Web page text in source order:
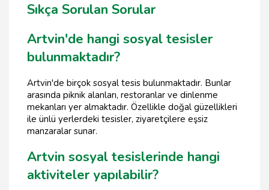
Sıkça Sorulan Sorular
Artvin'de hangi sosyal tesisler
bulunmaktadır?
Artvin'de birçok sosyal tesis bulunmaktadır. Bunlar
arasında piknik alanları, restoranlar ve dinlenme
mekanları yer almaktadır. Özellikle doğal güzellikleri
ile ünlü yerlerdeki tesisler, ziyaretçilere eşsiz
manzaralar sunar.
Artvin sosyal tesislerinde hangi
aktiviteler yapılabilir?